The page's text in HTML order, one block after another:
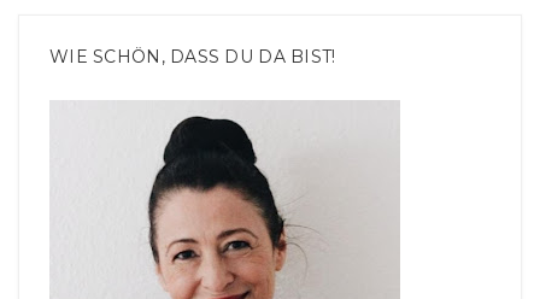
WIE SCHÖN, DASS DU DA BIST!